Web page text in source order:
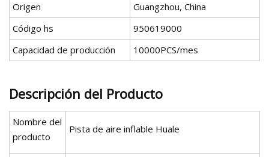
Origen
Guangzhou, China
Código hs
950619000
Capacidad de producción
10000PCS/mes
Descripción del Producto
Nombre del
producto
Pista de aire inflable Huale